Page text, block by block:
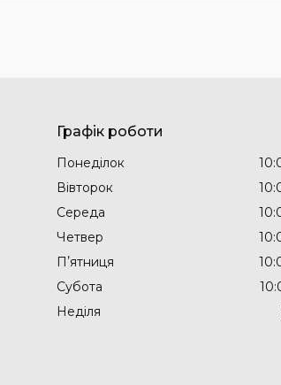
Графік роботи
Понеділок
Вівторок
Середа
Четвер
Пʼятниця
Субота
Неділя